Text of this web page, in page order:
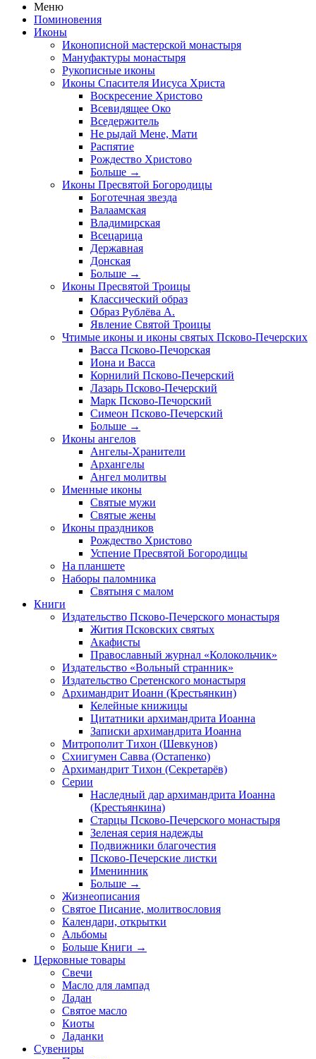
Меню
Поминовения
Иконы
Иконописной мастерской монастыря
Мануфактуры монастыря
Рукописные иконы
Иконы Спасителя Иисуса Христа
Воскресение Христово
Всевидящее Око
Вседержитель
Не рыдай Мене, Мати
Распятие
Рождество Христово
Больше →
Иконы Пресвятой Богородицы
Боготечная звезда
Валаамская
Владимирская
Всецарица
Державная
Донская
Больше →
Иконы Пресвятой Троицы
Классический образ
Образ Рублёва А.
Явление Святой Троицы
Чтимые иконы и иконы святых Псково-Печерских
Васса Псково-Печорская
Иона и Васса
Корнилий Псково-Печерский
Лазарь Псково-Печерский
Марк Псково-Печорский
Симеон Псково-Печерский
Больше →
Иконы ангелов
Ангелы-Хранители
Архангелы
Ангел молитвы
Именные иконы
Святые мужи
Святые жены
Иконы праздников
Рождество Христово
Успение Пресвятой Богородицы
На планшете
Наборы паломника
Святыня с малом
Книги
Издательство Псково-Печерского монастыря
Жития Псковских святых
Акафисты
Православный журнал «Колокольчик»
Издательство «Вольный странник»
Издательство Сретенского монастыря
Архимандрит Иоанн (Крестьянкин)
Келейные книжицы
Цитатники архимандрита Иоанна
Записки архимандрита Иоанна
Митрополит Тихон (Шевкунов)
Схиигумен Савва (Остапенко)
Архимандрит Тихон (Секретарёв)
Серии
Наследный дар архимандрита Иоанна
(Крестьянкина)
Старцы Псково-Печерского монастыря
Зеленая серия надежды
Подвижники благочестия
Псково-Печерские листки
Именинник
Больше →
Жизнеописания
Святое Писание, молитвословия
Календари, открытки
Альбомы
Больше Книги →
Церковные товары
Свечи
Масло для лампад
Ладан
Святое масло
Киоты
Ладанки
Сувениры